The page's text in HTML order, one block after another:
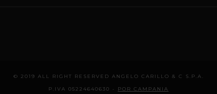
© 2019 ALL RIGHT RESERVED ANGELO CARILLO & C S.P.A.
P.IVA 05224640630 - POR CAMPANIA